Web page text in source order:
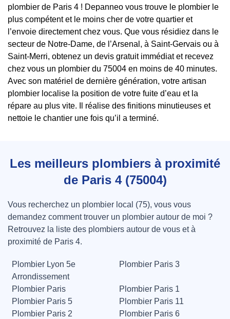
plombier de Paris 4 ! Depanneo vous trouve le plombier le
plus compétent et le moins cher de votre quartier et
l’envoie directement chez vous. Que vous résidiez dans le
secteur de Notre-Dame, de l’Arsenal, à Saint-Gervais ou à
Saint-Merri, obtenez un devis gratuit immédiat et recevez
chez vous un plombier du 75004 en moins de 40 minutes.
Avec son matériel de dernière génération, votre artisan
plombier localise la position de votre fuite d’eau et la
répare au plus vite. Il réalise des finitions minutieuses et
nettoie le chantier une fois qu’il a terminé.
Les meilleurs plombiers à proximité
de Paris 4 (75004)
Vous recherchez un plombier local (75), vous vous
demandez comment trouver un plombier autour de moi ?
Retrouvez la liste des plombiers autour de vous et à
proximité de Paris 4.
Plombier Lyon 5e
Arrondissement
Plombier Paris 3
Plombier Paris
Plombier Paris 1
Plombier Paris 5
Plombier Paris 11
Plombier Paris 2
Plombier Paris 6